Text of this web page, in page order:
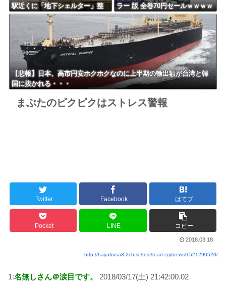
駅近くに「地下シェルター」整
備を正式表明ｗｗｗｗｗｗｗｗ
ラー 版 全巻70円セールｗｗｗｗ
ｗｗｗｗ スポーツ漫画50％ポ
イント還元セール
【悲報】日本、高市円安ホクホクなのに上半期の輸出額が台湾と韓
国に抜かれる・・・
まぶたのピクピクはストレス警報
Twitter Facebook はてブ
Pocket LINE コピー
2018.03.18
http://hayabusa3.2ch.sc/test/read.cgi/news/1521290520/
1:名無しさん＠涙目です。
2018/03/17(土) 21:42:00.02